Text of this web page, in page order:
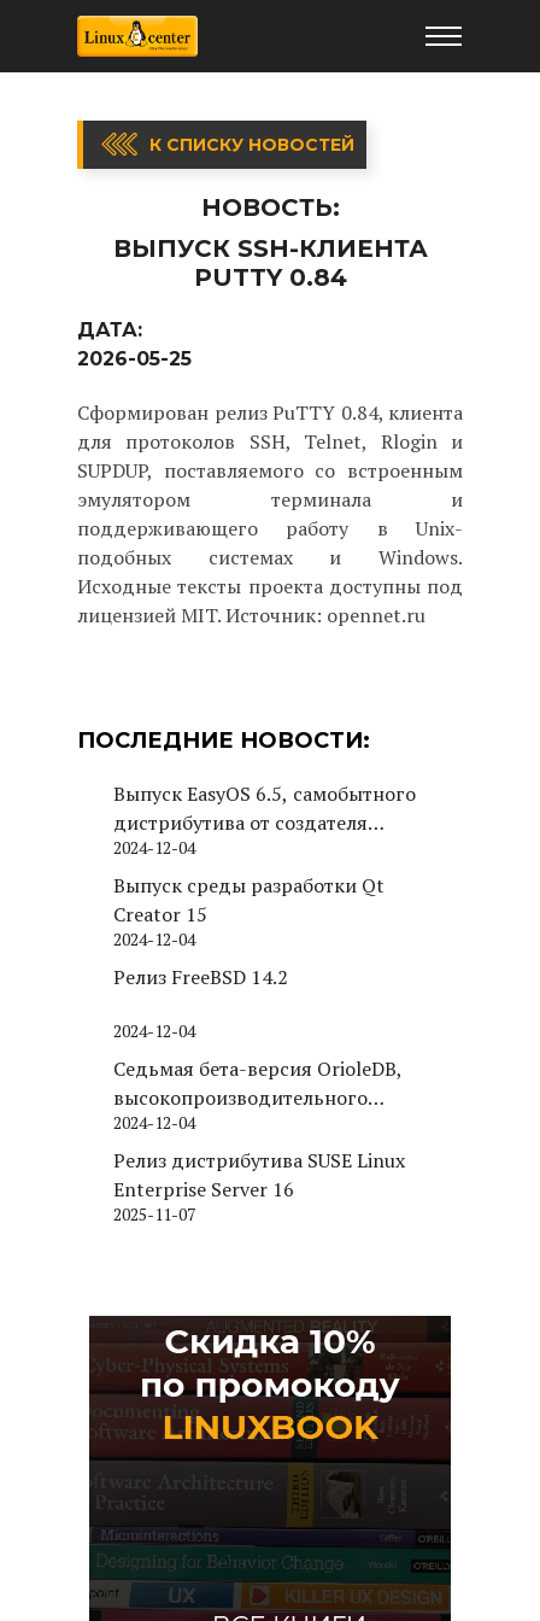
К СПИСКУ НОВОСТЕЙ
НОВОСТЬ:
ВЫПУСК SSH-КЛИЕНТА
PUTTY 0.84
ДАТА:
2026-05-25
Сформирован релиз PuTTY 0.84, клиента
для протоколов SSH, Telnet, Rlogin и
SUPDUP, поставляемого со встроенным
эмулятором терминала и
поддерживающего работу в Unix-
подобных системах и Windows.
Исходные тексты проекта доступны под
лицензией MIT. Источник: opennet.ru
ПОСЛЕДНИЕ НОВОСТИ:
Выпуск EasyOS 6.5, самобытного
дистрибутива от создателя
Puppy Linux
2024-12-04
Выпуск среды разработки Qt
Creator 15
2024-12-04
Релиз FreeBSD 14.2
2024-12-04
Седьмая бета-версия OrioleDB,
высокопроизводительного
движка хранения для PostgreSQL
2024-12-04
Релиз дистрибутива SUSE Linux
Enterprise Server 16
2025-11-07